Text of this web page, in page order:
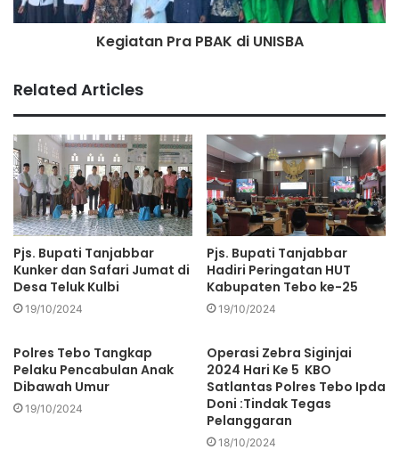
Kegiatan Pra PBAK di UNISBA
Related Articles
Pjs. Bupati Tanjabbar
Kunker dan Safari Jumat di
Desa Teluk Kulbi
19/10/2024
Pjs. Bupati Tanjabbar
Hadiri Peringatan HUT
Kabupaten Tebo ke-25
19/10/2024
Polres Tebo Tangkap
Pelaku Pencabulan Anak
Dibawah Umur
19/10/2024
Operasi Zebra Siginjai
2024 Hari Ke 5 KBO
Satlantas Polres Tebo Ipda
Doni :Tindak Tegas
Pelanggaran
18/10/2024